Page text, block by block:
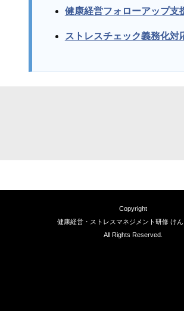
健康経営フォローアップ支
ストレスチェック義務化対
Copyright
健康経営・ストレスマネジメント研修 け
All Rights Reserved.